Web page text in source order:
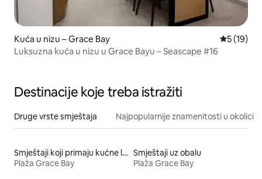
Kuća u nizu – Grace Bay Prosječna
5 (19)
Luksuzna kuća u nizu u Grace Bayu – Seascape #16
Destinacije koje treba istražiti
Druge vrste smještaja Najpopularnije znamenitosti u okolici
Smještaji koji primaju kućne ljubimce
Plaža Grace Bay
Smještaji uz obalu
Plaža Grace Bay